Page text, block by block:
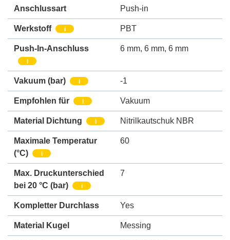
Anschlussart Push-in
Werkstoff i PBT
Push-In-Anschluss
i
6 mm, 6 mm, 6 mm
Vakuum (bar) i -1
Empfohlen für i Vakuum
Material Dichtung i Nitrilkautschuk NBR
Maximale Temperatur
(°C)
i
60
Max. Druckunterschied
bei 20 °C (bar)
i
7
Kompletter Durchlass Yes
Material Kugel Messing